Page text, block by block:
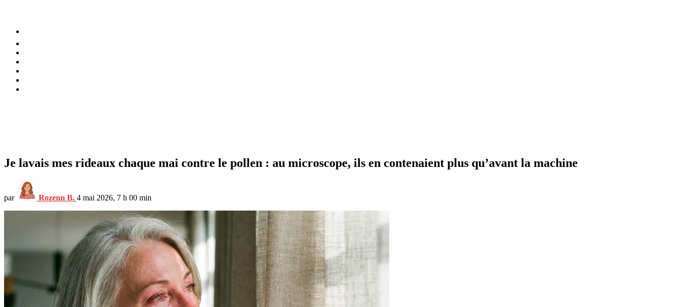
Je lavais mes rideaux chaque mai contre le pollen : au microscope, ils en contenaient plus qu’avant la machine
par Rozenn B. 4 mai 2026, 7 h 00 min